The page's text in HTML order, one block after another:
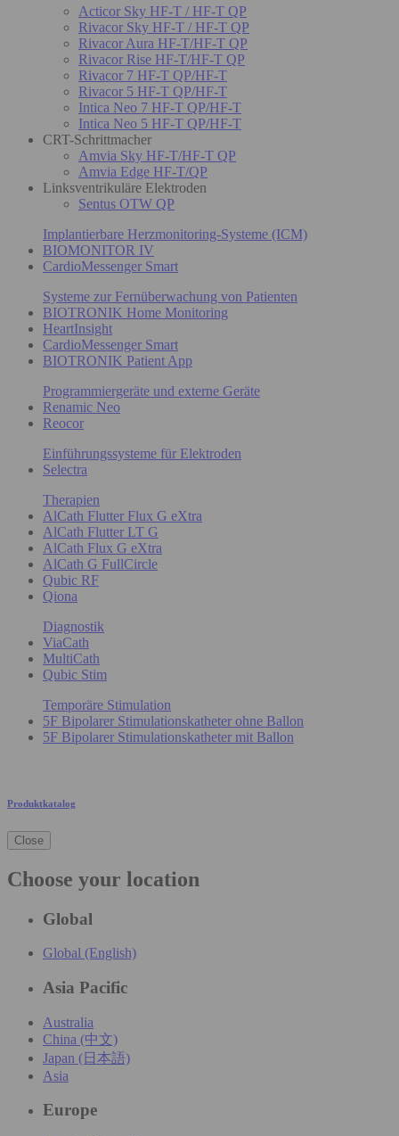
Acticor Sky HF-T / HF-T QP
Rivacor Sky HF-T / HF-T QP
Rivacor Aura HF-T/HF-T QP
Rivacor Rise HF-T/HF-T QP
Rivacor 7 HF-T QP/HF-T
Rivacor 5 HF-T QP/HF-T
Intica Neo 7 HF-T QP/HF-T
Intica Neo 5 HF-T QP/HF-T
CRT-Schrittmacher
Amvia Sky HF-T/HF-T QP
Amvia Edge HF-T/QP
Linksventrikuläre Elektroden
Sentus OTW QP
Implantierbare Herzmonitoring-Systeme (ICM)
BIOMONITOR IV
CardioMessenger Smart
Systeme zur Fernüberwachung von Patienten
BIOTRONIK Home Monitoring
HeartInsight
CardioMessenger Smart
BIOTRONIK Patient App
Programmiergeräte und externe Geräte
Renamic Neo
Reocor
Einführungssysteme für Elektroden
Selectra
Therapien
AlCath Flutter Flux G eXtra
AlCath Flutter LT G
AlCath Flux G eXtra
AlCath G FullCircle
Qubic RF
Qiona
Diagnostik
ViaCath
MultiCath
Qubic Stim
Temporäre Stimulation
5F Bipolarer Stimulationskatheter ohne Ballon
5F Bipolarer Stimulationskatheter mit Ballon
Produktkatalog
Close
Choose your location
Global
Global (English)
Asia Pacific
Australia
China (中文)
Japan (日本語)
Asia
Europe